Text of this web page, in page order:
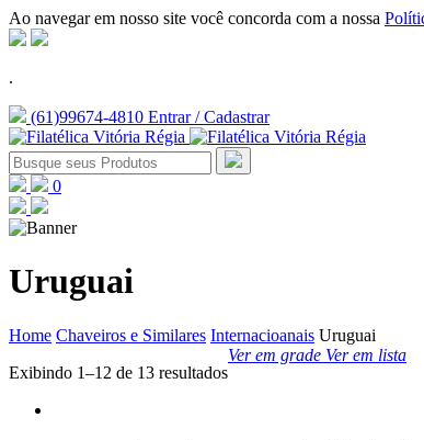
Ao navegar em nosso site você concorda com a nossa
.
(61)99674-4810 Entrar / Cadastrar
0
Uruguai
Home Chaveiros e Similares Internacioanais Uruguai
Exibindo 1–12 de 13 resultados
Ver em grade Ver em lista